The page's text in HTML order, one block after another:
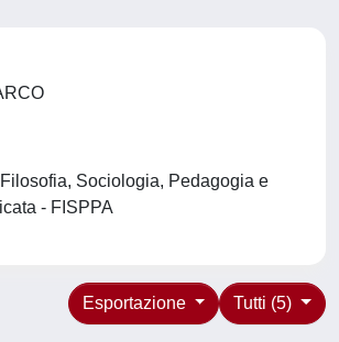
Sociologia, Pedagogia e
- FISPPA
Tutti (5)
Esportazione